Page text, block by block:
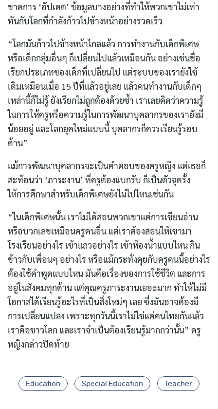
ขาดการ ‘อัปเดต’ ข้อมูลบางอย่างที่ทำให้พวกเขาไม่เท่า
ทันกับโลกที่กำลังก้าวไปข้างหน้าอย่างรวดเร็ว
“โลกมันก้าวไปข้างหน้าไกลแล้ว การทำงานกับเด็กพิเศษ
หรือเด็กกลุ่มอื่นๆ ก็เปลี่ยนไปแล้วเหมือนกัน อย่างเช่นชื่อ
เรียกประเภทของเด็กที่เปลี่ยนไป แต่ระบบของเรายังใช้
เดิมเหมือนเมื่อ 15 ปีที่แล้วอยู่เลย แล้วคนทำงานกับเด็กๆ
เหล่านี้ก็ไม่รู้ ยังเรียกไม่ถูกต้องด้วยซ้ำ เราเลยคิดว่าความรู้
ในการให้ครูหรือความรู้ในการพัฒนาบุคลากรของเรายังมี
น้อยอยู่ และโลกยุคใหม่แบบนี้ บุคลากรก็ควรเรียนรู้รอบ
ด้าน”
แม้การพัฒนาบุคลากรจะเป็นคำตอบของครูหญิง แต่เธอก็
สะท้อนว่า ‘ภาระงาน’ ที่ครูต้องแบกรับ ก็เป็นตัวฉุดรั้ง
ให้การศึกษาสำหรับเด็กพิเศษยังไม่ไปไหนเช่นกัน
“ในเด็กพิเศษนั้น เราไม่ได้สอนพวกเขาแค่การเขียนอ่าน
หรือบวกเลขเหมือนครูคนอื่น แต่เราต้องสอนให้เขามา
โรงเรียนอย่างไร เข้าแถวอย่างไร เข้าห้องน้ำแบบไหน กิน
ข้าวกับเพื่อนๆ อย่างไร หรือแม้กระทั่งคุยกับครูคนนี้อย่างไร
ต้องใช้คำพูดแบบไหน มันคือเรื่องของการใช้ชีวิต และการ
อยู่ในสังคมทุกด้าน แต่คุณครูภาระงานเยอะมาก ทำให้ไม่มี
โอกาสได้เรียนรู้อะไรที่เป็นสิ่งใหม่ๆ เลย ซึ่งมันอาจต้องมี
การเปลี่ยนแปลง เพราะทุกวันนี้เราไม่ใช่แค่คนไทยกันแล้ว
เราคือชาวโลก และเราจำเป็นต้องเรียนรู้มากกว่านั้น” ครู
หญิงกล่าวปิดท้าย
Education Special Education Teacher